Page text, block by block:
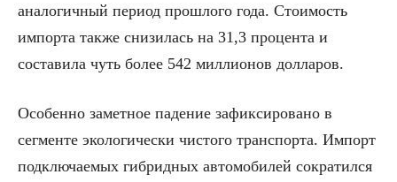
аналогичный период прошлого года. Стоимость
импорта также снизилась на 31,3 процента и
составила чуть более 542 миллионов долларов.
Особенно заметное падение зафиксировано в
сегменте экологически чистого транспорта. Импорт
подключаемых гибридных автомобилей сократился